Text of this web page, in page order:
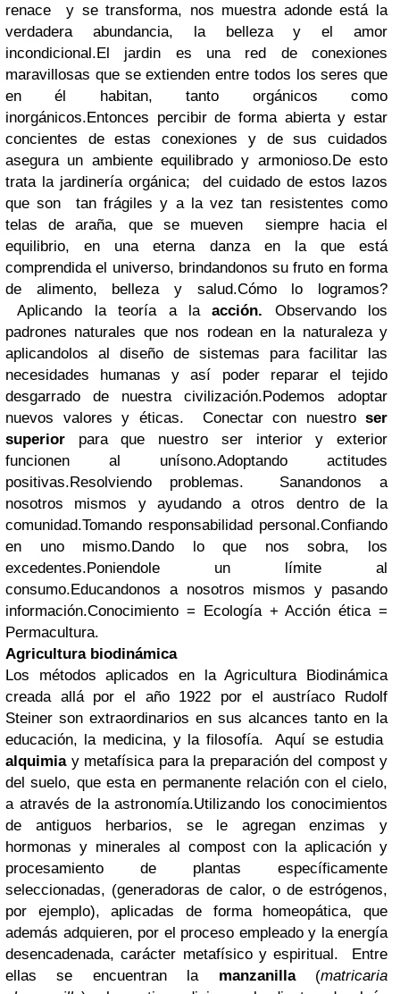
renace y se transforma, nos muestra adonde está la
verdadera abundancia, la belleza y el amor
incondicional.El jardin es una red de conexiones
maravillosas que se extienden entre todos los seres que
en él habitan, tanto orgánicos como
inorgánicos.Entonces percibir de forma abierta y estar
concientes de estas conexiones y de sus cuidados
asegura un ambiente equilibrado y armonioso.De esto
trata la jardinería orgánica; del cuidado de estos lazos
que son tan frágiles y a la vez tan resistentes como
telas de araña, que se mueven siempre hacia el
equilibrio, en una eterna danza en la que está
comprendida el universo, brindandonos su fruto en forma
de alimento, belleza y salud.Cómo lo logramos?
Aplicando la teoría a laacción.
Observando los
padrones naturales que nos rodean en la naturaleza y
aplicandolos al diseño de sistemas para facilitar las
necesidades humanas y así poder reparar el tejido
desgarrado de nuestra civilización.Podemos adoptar
nuevos valores y éticas. Conectar con nuestro ser
superior para que nuestro ser interior y exterior
funcionen al unísono.Adoptando actitudes
positivas.Resolviendo problemas. Sanandonos a
nosotros mismos y ayudando a otros dentro de la
comunidad.Tomando responsabilidad personal.Confiando
en uno mismo.Dando lo que nos sobra, los
excedentes.Poniendole un límite al
consumo.Educandonos a nosotros mismos y pasando
información.Conocimiento = Ecología + Acción ética =
Permacultura.
Agricultura biodinámica
Los métodos aplicados en la Agricultura Biodinámica
creada allá por el año 1922 por el austríaco Rudolf
Steiner son extraordinarios en sus alcances tanto en la
educación, la medicina, y la filosofía. Aquí se estudia
alquimiay metafísica para la preparación del compost y
del suelo, que esta en permanente relación con el cielo,
a através de la astronomía.Utilizando los conocimientos
de antiguos herbarios, se le agregan enzimas y
hormonas y minerales al compost con la aplicación y
procesamiento de plantas específicamente
seleccionadas, (generadoras de calor, o de estrógenos,
por ejemplo), aplicadas de forma homeopática, que
además adquieren, por el proceso empleado y la energía
desencadenada, carácter metafísico y espiritual. Entre
ellas se encuentran la manzanilla(matricaria